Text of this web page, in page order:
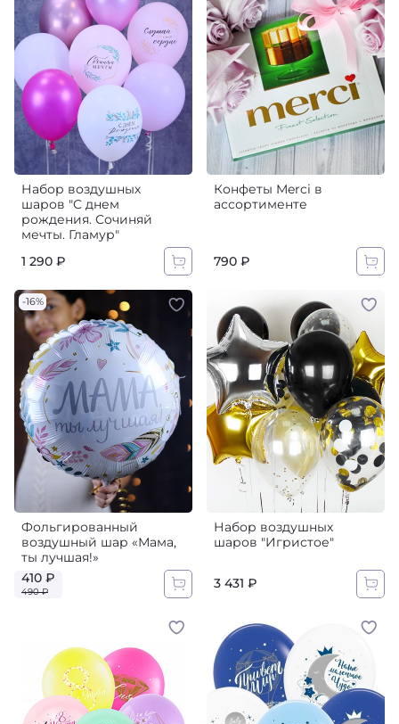
Набор воздушных
шаров "С днем
рождения. Сочиняй
мечты. Гламур"
1 290 ₽
Конфеты Merci в
ассортименте
790 ₽
-16%
Фольгированный
воздушный шар «Мама,
ты лучшая!»‎
410 ₽
490 ₽
Набор воздушных
шаров "Игристое"
3 431 ₽